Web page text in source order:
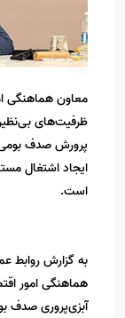
معاون هماهنگی
ظرفیت‌های
پرورش صدف بومی
است.
به گزارش روابط
هماهنگی امور
آبزی‌پروری صدف